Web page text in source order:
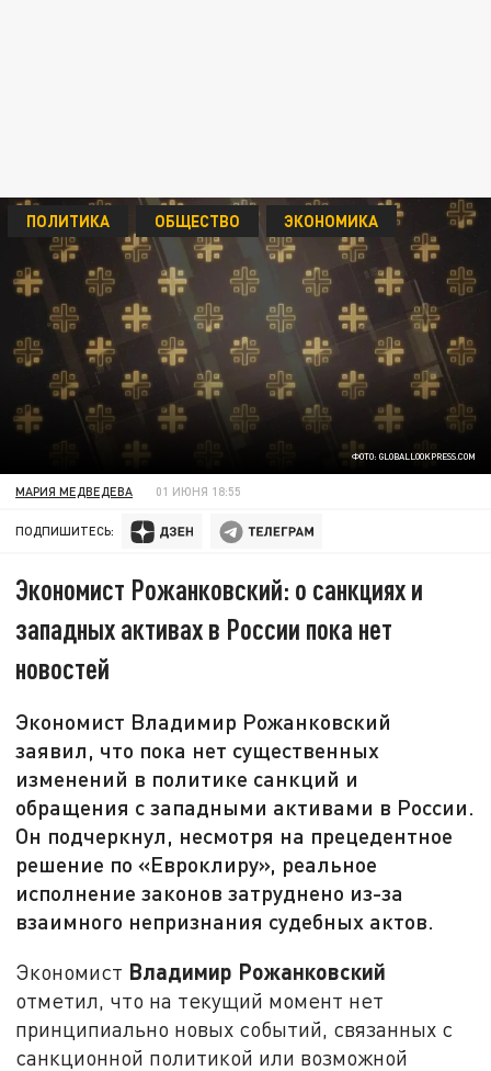
ФОТО: GLOBALLOOKPRESS.COM
ПОЛИТИКА ОБЩЕСТВО ЭКОНОМИКА
МАРИЯ МЕДВЕДЕВА 01 ИЮНЯ 18:55
ПОДПИШИТЕСЬ:
Экономист Рожанковский: о санкциях и
западных активах в России пока нет
новостей
Экономист Владимир Рожанковский
заявил, что пока нет существенных
изменений в политике санкций и
обращения с западными активами в России.
Он подчеркнул, несмотря на прецедентное
решение по «Евроклиру», реальное
исполнение законов затруднено из-за
взаимного непризнания судебных актов.
Экономист Владимир Рожанковский
отметил, что на текущий момент нет
принципиально новых событий, связанных с
санкционной политикой или возможной